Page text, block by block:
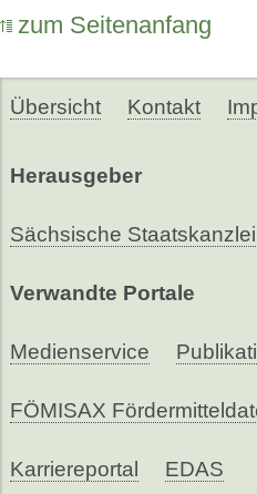
zum Seitenanfang
Übersicht Kontakt
Herausgeber
Sächsische Staatskanzlei
Verwandte Portale
Medienservice
FÖMISAX
Karriereportal EDAS